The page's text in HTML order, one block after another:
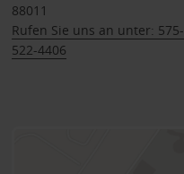
88011
Rufen Sie uns an unter: 575-
522-4406